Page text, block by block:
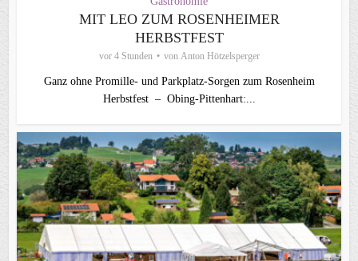
MIT LEO ZUM ROSENHEIMER
HERBSTFEST
vor 4 Stunden von Anton Hötzelsperger
Ganz ohne Promille- und Parkplatz-Sorgen zum Rosenheim
Herbstfest – Obing-Pittenhart:...